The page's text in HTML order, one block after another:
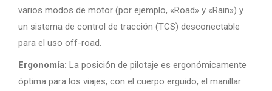
varios modos de motor (por ejemplo, «Road» y «Rain») y
un sistema de control de tracción (TCS) desconectable
para el uso off-road.
Ergonomía: La posición de pilotaje es ergonómicamente
óptima para los viajes, con el cuerpo erguido, el manillar